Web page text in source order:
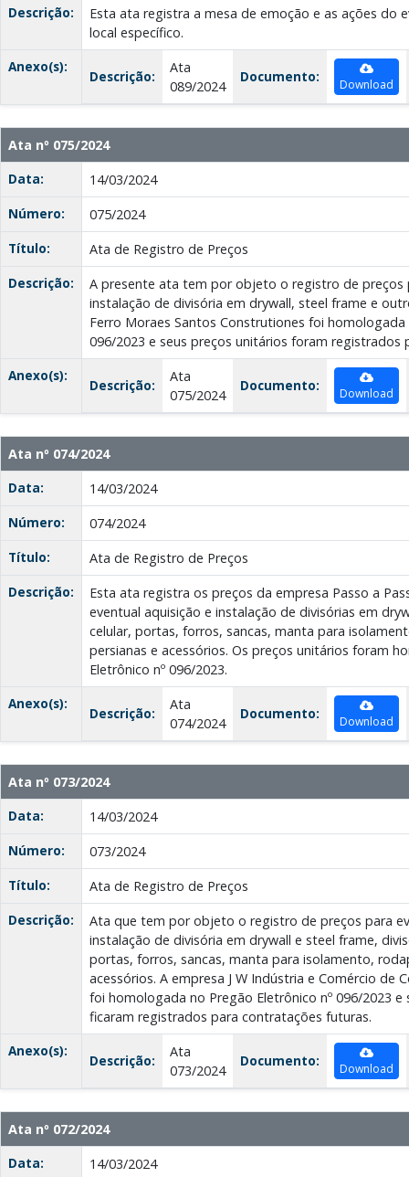
Descrição:
Esta ata registra a mesa de emoção e as ações do
local específico.
Anexo(s):
Descrição:
Ata
089/2024
Documento: Download
Ata nº 075/2024
Data:
14/03/2024
Número:
075/2024
Título:
Ata de Registro de Preços
Descrição:
A presente ata tem por objeto o registro de preços
instalação de divisória em drywall, steel frame e
Ferro Moraes Santos Construtiones foi homologada
096/2023 e seus preços unitários foram registrados
Anexo(s):
Descrição:
Ata
075/2024
Documento: Download
Ata nº 074/2024
Data:
14/03/2024
Número:
074/2024
Título:
Ata de Registro de Preços
Descrição:
Esta ata registra os preços da empresa Passo a
eventual aquisição e instalação de divisórias em
celular, portas, forros, sancas, manta para
persianas e acessórios. Os preços unitários foram
Eletrônico nº 096/2023.
Anexo(s):
Descrição:
Ata
074/2024
Documento: Download
Ata nº 073/2024
Data:
14/03/2024
Número:
073/2024
Título:
Ata de Registro de Preços
Descrição:
Ata que tem por objeto o registro de preços para
instalação de divisória em drywall e steel frame,
portas, forros, sancas, manta para isolamento,
acessórios. A empresa J W Indústria e Comércio de
foi homologada no Pregão Eletrônico nº 096/2023 e
ficaram registrados para contratações futuras.
Anexo(s):
Descrição:
Ata
073/2024
Documento: Download
Ata nº 072/2024
Data:
14/03/2024